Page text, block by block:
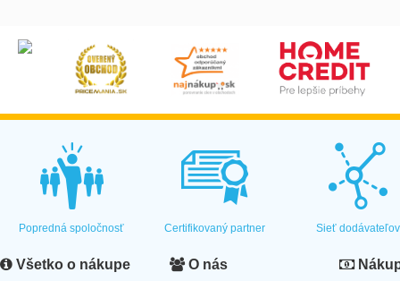
Popredná spoločnosť Certifikovaný partner Sieť dodávateľov
Všetko o nákupe O nás